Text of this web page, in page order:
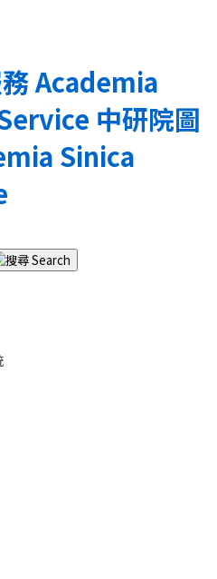
Academia
中研院圖
Sinica